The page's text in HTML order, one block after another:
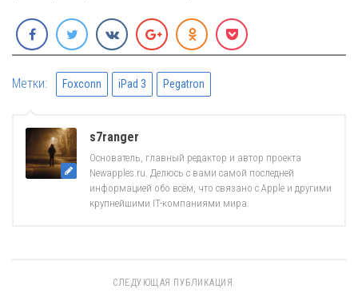
Метки: Foxconn iPad 3 Pegatron
s7ranger
Основатель, главный редактор и автор проекта
Newapples.ru. Делюсь с вами самой последней
информацией обо всём, что связано с Apple и другими
крупнейшими IT-компаниями мира.
СЛЕДУЮЩАЯ ПУБЛИКАЦИЯ